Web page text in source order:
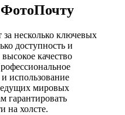
несколько ключевых
доступность и
качество
использование
мировых
гарантировать
на холсте.